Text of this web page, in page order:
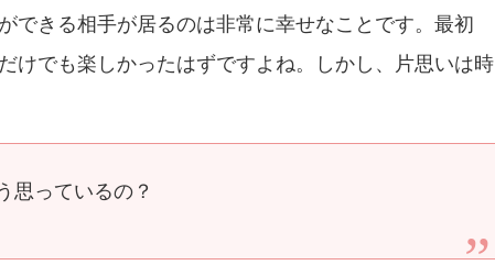
できる相手が居るのは非常に幸せなことです。最初
けでも楽しかったはずですよね。しかし、片思いは時
思っているの？